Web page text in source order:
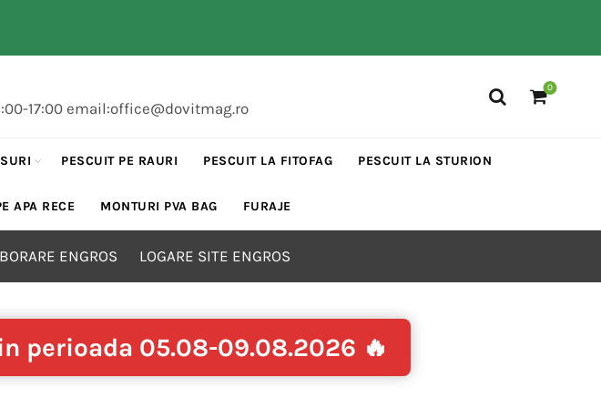
17:00 email:office@dovitmag.ro
0
PESCUIT PE RAURI PESCUIT LA FITOFAG PESCUIT LA STURION
APA RECE MONTURI PVA BAG FURAJE
ENGROS LOGARE SITE ENGROS
perioada 05.08-09.08.2026 🔥